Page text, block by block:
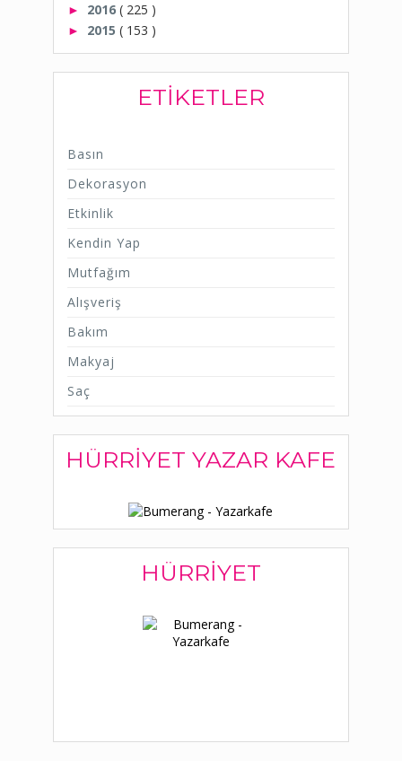
► 2016 ( 225 )
► 2015 ( 153 )
ETIKETLER
Basın
Dekorasyon
Etkinlik
Kendin Yap
Mutfağım
Alışveriş
Bakım
Makyaj
Saç
HÜRRIYET YAZAR KAFE
HÜRRIYET